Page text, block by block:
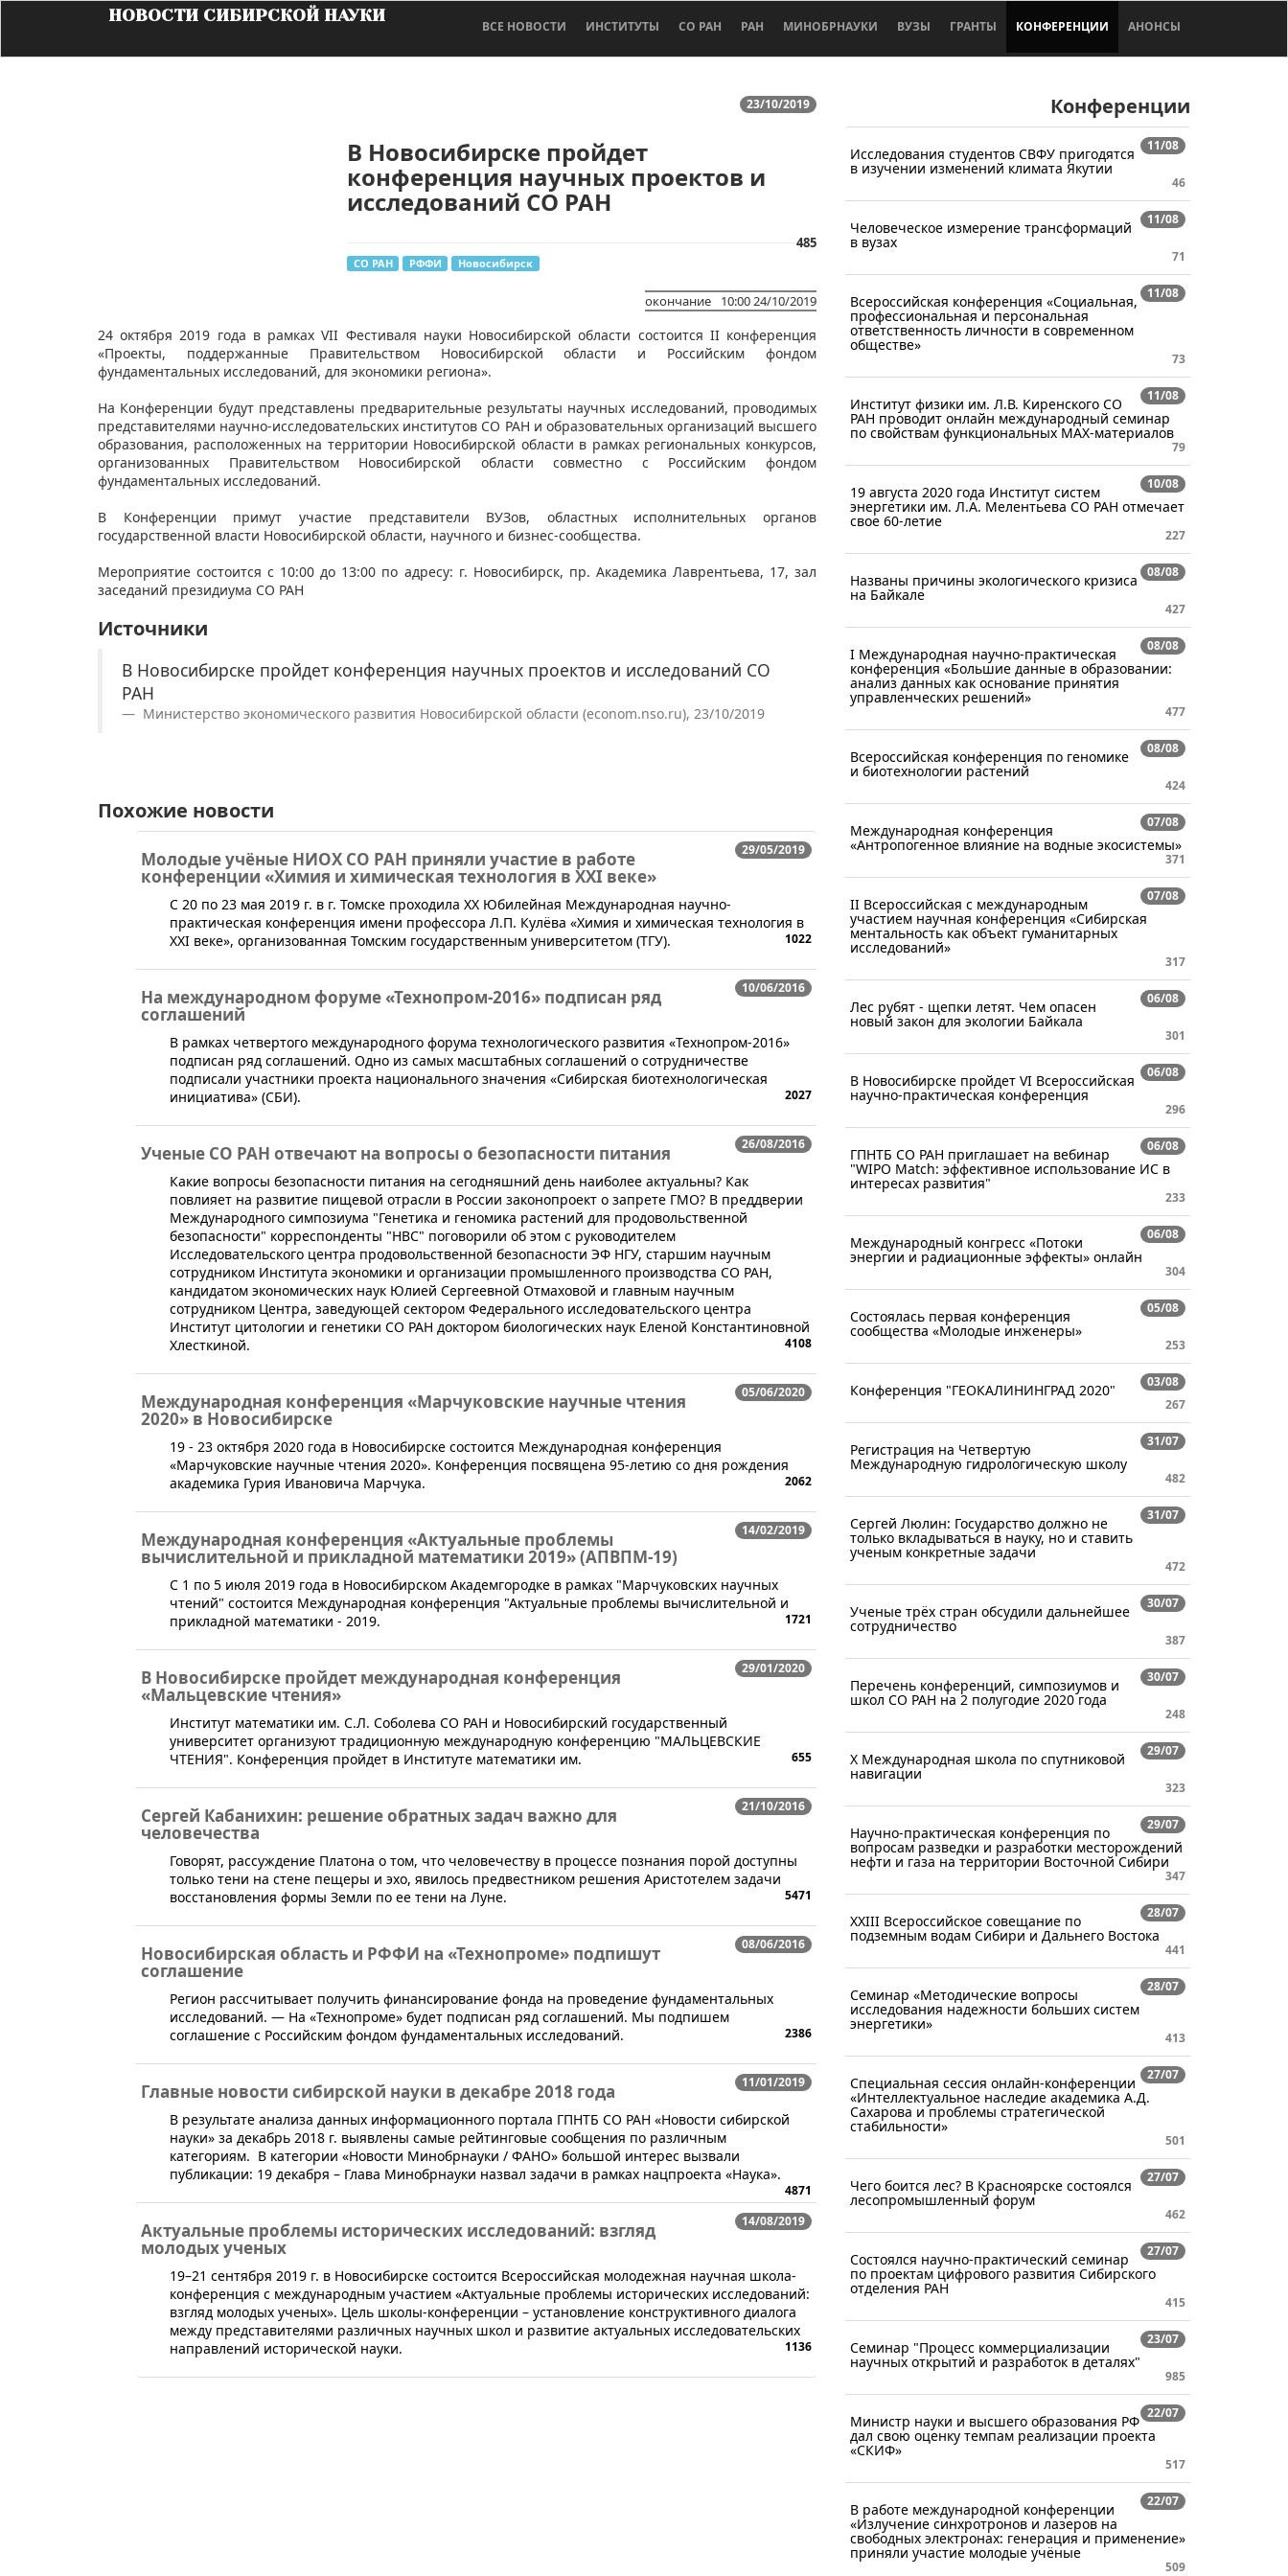
НОВОСТИ СИБИРСКОЙ НАУКИ
ВСЕ НОВОСТИ ИНСТИТУТЫ СО РАН РАН МИНОБРНАУКИ ВУЗЫ ГРАНТЫ КОНФЕРЕНЦИИ АНОНСЫ
23/10/2019
В Новосибирске пройдет
конференция научных проектов и
исследований СО РАН
485
СО РАН РФФИ Новосибирск
окончание 10:00 24/10/2019
24 октября 2019 года в рамках VII Фестиваля науки Новосибирской области состоится II конференция
«Проекты, поддержанные Правительством Новосибирской области и Российским фондом
фундаментальных исследований, для экономики региона».
На Конференции будут представлены предварительные результаты научных исследований, проводимых
представителями научно-исследовательских институтов СО РАН и образовательных организаций высшего
образования, расположенных на территории Новосибирской области в рамках региональных конкурсов,
организованных Правительством Новосибирской области совместно с Российским фондом
фундаментальных исследований.
В Конференции примут участие представители ВУЗов, областных исполнительных органов
государственной власти Новосибирской области, научного и бизнес-сообщества.
Мероприятие состоится с 10:00 до 13:00 по адресу: г. Новосибирск, пр. Академика Лаврентьева, 17, зал
заседаний президиума СО РАН
Источники
В Новосибирске пройдет конференция научных проектов и исследований СО
РАН
Министерство экономического развития Новосибирской области (econom.nso.ru), 23/10/2019
Похожие новости
29/05/2019
Молодые учёные НИОХ СО РАН приняли участие в работе
конференции «Химия и химическая технология в XXI веке»
​С 20 по 23 мая 2019 г. в г. Томске проходила XX Юбилейная Международная научно-
практическая конференция имени профессора Л.П. Кулёва «Химия и химическая технология в
XXI веке», организованная Томским государственным университетом (ТГУ).
1022
10/06/2016
На международном форуме «Технопром-2016» подписан ряд
соглашений
В рамках четвертого международного форума технологического развития «Технопром-2016»
подписан ряд соглашений. Одно из самых масштабных соглашений о сотрудничестве
подписали участники проекта национального значения «Сибирская биотехнологическая
инициатива» (СБИ).
2027
26/08/2016
Ученые СО РАН отвечают на вопросы о безопасности питания
​Какие вопросы безопасности питания на сегодняшний день наиболее актуальны? Как
повлияет на развитие пищевой отрасли в России законопроект о запрете ГМО? В преддверии
Международного симпозиума "Генетика и геномика растений для продовольственной
безопасности" корреспонденты "НВС" поговорили об этом с руководителем
Исследовательского центра продовольственной безопасности ЭФ НГУ, старшим научным
сотрудником Института экономики и организации промышленного производства СО РАН,
кандидатом экономических наук Юлией Сергеевной Отмаховой и главным научным
сотрудником Центра, заведующей сектором Федерального исследовательского центра
Институт цитологии и генетики СО РАН доктором биологических наук Еленой Константиновной
Хлесткиной.
4108
05/06/2020
Международная конференция «Марчуковские научные чтения
2020» в Новосибирске
​19 - 23 октября 2020 года в Новосибирске состоится Международная конференция
«Марчуковские научные чтения 2020». Конференция посвящена 95-летию со дня рождения
академика Гурия Ивановича Марчука.
2062
14/02/2019
Международная конференция «Актуальные проблемы
вычислительной и прикладной математики 2019» (АПВПМ-19)
С 1 по 5 июля 2019 года в Новосибирском Академгородке в рамках "Марчуковских научных
чтений" состоится Международная конференция "Актуальные проблемы вычислительной и
прикладной математики - 2019.
1721
29/01/2020
В Новосибирске пройдет международная конференция
«Мальцевские чтения»
Институт математики им. С.Л. Соболева СО РАН и Новосибирский государственный
университет организуют традиционную международную конференцию "МАЛЬЦЕВСКИЕ
ЧТЕНИЯ". Конференция пройдет в Институте математики им.
655
21/10/2016
Сергей Кабанихин: решение обратных задач важно для
человечества
​Говорят, рассуждение Платона о том, что человечеству в процессе познания порой доступны
только тени на стене пещеры и эхо, явилось предвестником решения Аристотелем задачи
восстановления формы Земли по ее тени на Луне.
5471
08/06/2016
Новосибирская область и РФФИ на «Технопроме» подпишут
соглашение
Регион рассчитывает получить финансирование фонда на проведение фундаментальных
исследований. — На «Технопроме» будет подписан ряд соглашений. Мы подпишем
соглашение с Российским фондом фундаментальных исследований.
2386
11/01/2019
Главные новости сибирской науки в декабре 2018 года
В результате анализа данных информационного портала ГПНТБ СО РАН «Новости сибирской
науки» за декабрь 2018 г. выявлены самые рейтинговые сообщения по различным
категориям. В категории «Новости Минобрнауки / ФАНО» большой интерес вызвали
публикации: 19 декабря – Глава Минобрнауки назвал задачи в рамках нацпроекта «Наука».
4871
14/08/2019
Актуальные проблемы исторических исследований: взгляд
молодых ученых
​19–21 сентября 2019 г. в Новосибирске состоится Всероссийская молодежная научная школа-
конференция с международным участием «Актуальные проблемы исторических исследований:
взгляд молодых ученых». Цель школы-конференции – установление конструктивного диалога
между представителями различных научных школ и развитие актуальных исследовательских
направлений исторической науки.
1136
Конференции
11/08
Исследования студентов СВФУ пригодятся
в изучении изменений климата Якутии
46
11/08
Человеческое измерение трансформаций
в вузах
71
11/08
Всероссийская конференция «Социальная,
профессиональная и персональная
ответственность личности в современном
обществе»
73
11/08
Институт физики им. Л.В. Киренского СО
РАН проводит онлайн международный семинар
по свойствам функциональных MAX-материалов
79
10/08
19 августа 2020 года Институт систем
энергетики им. Л.А. Мелентьева СО РАН отмечает
свое 60-летие
227
08/08
Названы причины экологического кризиса
на Байкале
427
08/08
I Международная научно-практическая
конференция «Большие данные в образовании:
анализ данных как основание принятия
управленческих решений»
477
08/08
Всероссийская конференция по геномике
и биотехнологии растений
424
07/08
Международная конференция
«Антропогенное влияние на водные экосистемы»
371
07/08
II Всероссийская с международным
участием научная конференция «Сибирская
ментальность как объект гуманитарных
исследований»
317
06/08
Лес рубят - щепки летят. Чем опасен
новый закон для экологии Байкала
301
06/08
В Новосибирске пройдет VI Всероссийская
научно-практическая конференция
296
06/08
ГПНТБ СО РАН приглашает на вебинар
"WIPO Match: эффективное использование ИС в
интересах развития"
233
06/08
Международный конгресс «Потоки
энергии и радиационные эффекты» онлайн
304
05/08
Состоялась первая конференция
сообщества «Молодые инженеры»
253
03/08
Конференция "ГЕОКАЛИНИНГРАД 2020"
267
31/07
Регистрация на Четвертую
Международную гидрологическую школу
482
31/07
Сергей Люлин: Государство должно не
только вкладываться в науку, но и ставить
ученым конкретные задачи
472
30/07
Ученые трёх стран обсудили дальнейшее
сотрудничество
387
30/07
Перечень конференций, симпозиумов и
школ СО РАН на 2 полугодие 2020 года
248
29/07
X Международная школа по спутниковой
навигации
323
29/07
Научно-практическая конференция по
вопросам разведки и разработки месторождений
нефти и газа на территории Восточной Сибири
347
28/07
XXIII Всероссийское совещание по
подземным водам Сибири и Дальнего Востока
441
28/07
Семинар «Методические вопросы
исследования надежности больших систем
энергетики»
413
27/07
Специальная сессия онлайн-конференции
«Интеллектуальное наследие академика А.Д.
Сахарова и проблемы стратегической
стабильности»
501
27/07
Чего боится лес? В Красноярске состоялся
лесопромышленный форум
462
27/07
Состоялся научно-практический семинар
по проектам цифрового развития Сибирского
отделения РАН
415
23/07
Семинар "Процесс коммерциализации
научных открытий и разработок в деталях"
985
22/07
Министр науки и высшего образования РФ
дал свою оценку темпам реализации проекта
«СКИФ»
517
22/07
В работе международной конференции
«Излучение синхротронов и лазеров на
свободных электронах: генерация и применение»
приняли участие молодые учёные
509